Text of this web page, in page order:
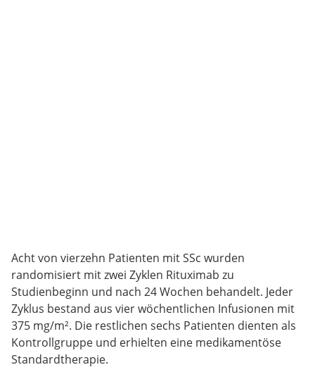
Acht von vierzehn Patienten mit SSc wurden
randomisiert mit zwei Zyklen Rituximab zu
Studienbeginn und nach 24 Wochen behandelt. Jeder
Zyklus bestand aus vier wöchentlichen Infusionen mit
375 mg/m². Die restlichen sechs Patienten dienten als
Kontrollgruppe und erhielten eine medikamentöse
Standardtherapie.